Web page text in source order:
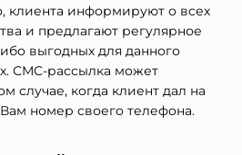
клиента информируют о всех
и предлагают регулярное
выгодных для данного
СМС-рассылка может
случае, когда клиент дал на
номер своего телефона.